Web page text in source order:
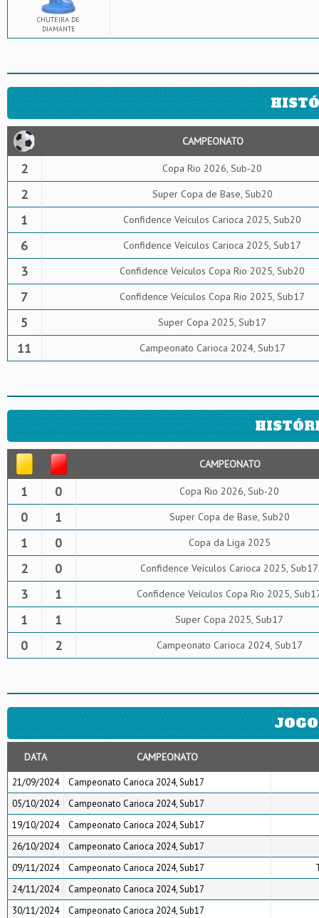
CHUTEIRA DE
DIAMANTE
CAMPEONATO
2 Copa Rio 2026, Sub-20
2 Super Copa de Base, Sub20
1 Confidence Veículos Carioca 2025, Sub20
6 Confidence Veículos Carioca 2025, Sub17
3 Confidence Veículos Copa Rio 2025, Sub20
7 Confidence Veículos Copa Rio 2025, Sub17
5 Super Copa 2025, Sub17
11 Campeonato Carioca 2024, Sub17
CAMPEONATO
1 0 Copa Rio 2026, Sub-20
0 1 Super Copa de Base, Sub20
1 0 Copa da Liga 2025
2 0 Confidence Veículos Carioca 2025, Sub17
3 1 Confidence Veículos Copa Rio 2025,
1 1 Super Copa 2025, Sub17
0 2 Campeonato Carioca 2024, Sub17
DATA CAMPEONATO
21/09/2024
Campeonato Carioca 2024, Sub17
05/10/2024
Campeonato Carioca 2024, Sub17
19/10/2024
Campeonato Carioca 2024, Sub17
26/10/2024
Campeonato Carioca 2024, Sub17
09/11/2024
Campeonato Carioca 2024, Sub17
24/11/2024
Campeonato Carioca 2024, Sub17
30/11/2024
Campeonato Carioca 2024, Sub17